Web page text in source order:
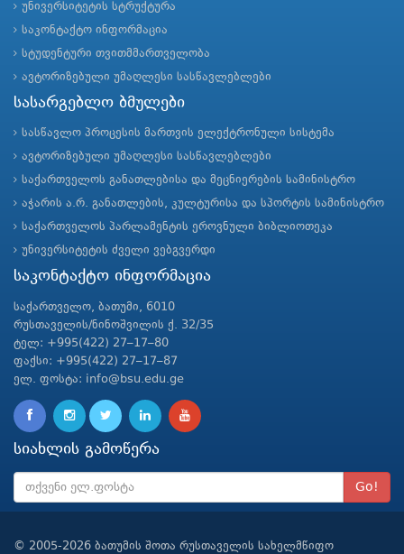
უნივერსიტეტის სტრუქტურა
საკონტაქტო ინფორმაცია
სტუდენტური თვითმმართველობა
ავტორიზებული უმაღლესი სასწავლებლები
სასარგებლო ბმულები
სასწავლო პროცესის მართვის ელექტრონული სისტემა
ავტორიზებული უმაღლესი სასწავლებლები
საქართველოს განათლებისა და მეცნიერების სამინისტრო
აჭარის ა.რ. განათლების, კულტურისა და სპორტის სამინისტრო
საქართველოს პარლამენტის ეროვნული ბიბლიოთეკა
უნივერსიტეტის ძველი ვებგვერდი
საკონტაქტო ინფორმაცია
საქართველო, ბათუმი, 6010
რუსთაველის/ნინოშვილის ქ. 32/35
ტელ: +995(422) 27–17–80
ფაქსი: +995(422) 27–17–87
ელ. ფოსტა: info@bsu.edu.ge
სიახლის გამოწერა
Go!
© 2005-2026 ბათუმის შოთა რუსთაველის სახელმწიფო